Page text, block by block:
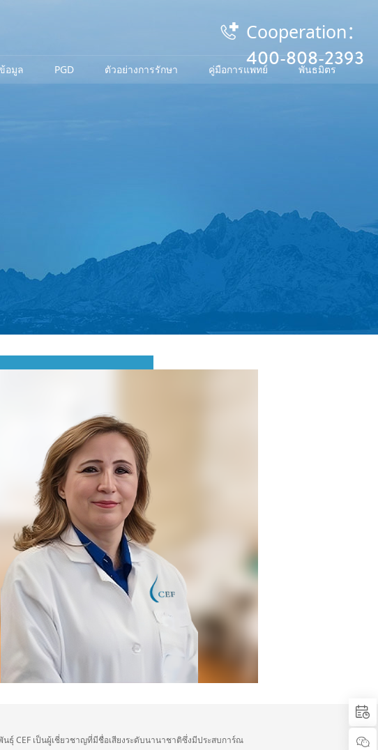
 Cooperation：
400-808-2393
อมูล PGD ตัวอย่างการรักษา คู่มือการแพทย์ พันธมิตร
CEF เป็นผู้เชี่ยวชาญที่มีชื่อเสียงระดับนานาชาติซึ่งมีประสบการ์ณ

